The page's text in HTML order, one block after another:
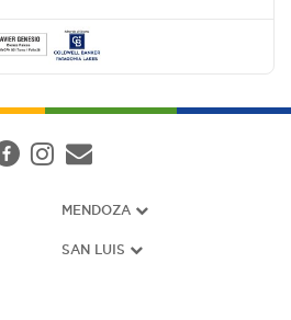
MENDOZA
SAN LUIS